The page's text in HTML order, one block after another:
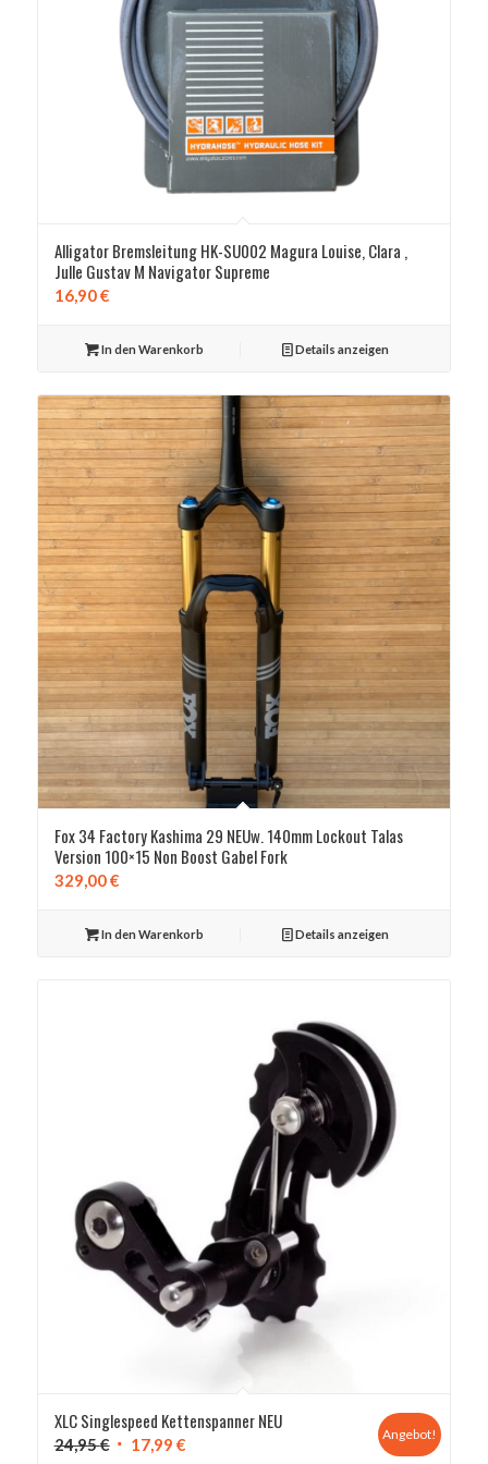
Alligator Bremsleitung HK-SU002 Magura Louise, Clara ,
Julle Gustav M Navigator Supreme
16,90€
In den Warenkorb Details anzeigen
Fox 34 Factory Kashima 29 NEUw. 140mm Lockout Talas
Version 100×15 Non Boost Gabel Fork
329,00€
In den Warenkorb Details anzeigen
XLC Singlespeed Kettenspanner NEU
24,95€ Ursprünglicher
17,99 €Aktueller
Angebot!